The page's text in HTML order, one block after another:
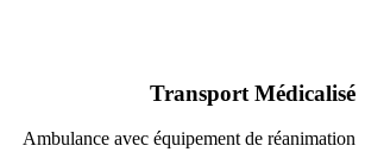
Ambulance avec